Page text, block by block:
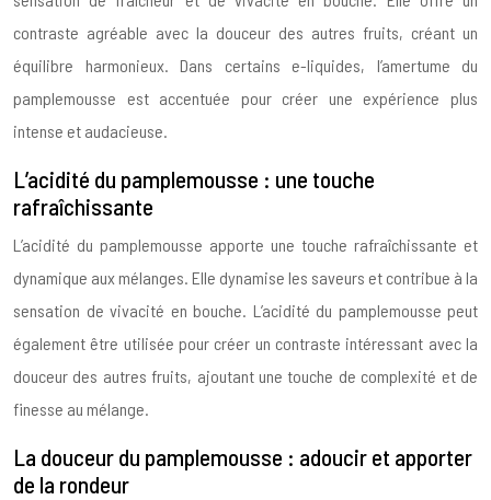
contraste agréable avec la douceur des autres fruits, créant un
équilibre harmonieux. Dans certains e-liquides, l’amertume du
pamplemousse est accentuée pour créer une expérience plus
intense et audacieuse.
L’acidité du pamplemousse : une touche
rafraîchissante
L’acidité du pamplemousse apporte une touche rafraîchissante et
dynamique aux mélanges. Elle dynamise les saveurs et contribue à la
sensation de vivacité en bouche. L’acidité du pamplemousse peut
également être utilisée pour créer un contraste intéressant avec la
douceur des autres fruits, ajoutant une touche de complexité et de
finesse au mélange.
La douceur du pamplemousse : adoucir et apporter
de la rondeur